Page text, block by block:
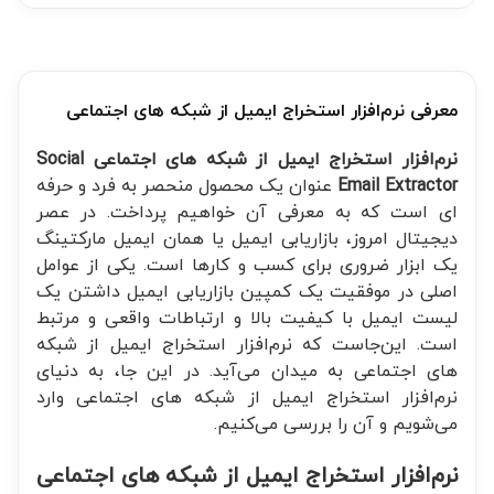
معرفی نرم‌افزار استخراج ایمیل از شبکه های اجتماعی
نرم‌افزار استخراج ایمیل از شبکه های اجتماعی Social
Email Extractorعنوان یک محصول منحصر به فرد و حرفه
ای است که به معرفی آن خواهیم پرداخت. در عصر
دیجیتال امروز، بازاریابی ایمیل یا همان ایمیل مارکتینگ
یک ابزار ضروری برای کسب و کارها است. یکی از عوامل
اصلی در موفقیت یک کمپین بازاریابی ایمیل داشتن یک
لیست ایمیل با کیفیت بالا و ارتباطات واقعی و مرتبط
است. این‌جاست که نرم‌افزار استخراج ایمیل از شبکه
های اجتماعی به میدان می‌آید. در این جا، به دنیای
نرم‌افزار استخراج ایمیل از شبکه های اجتماعی وارد
می‌شویم و آن را بررسی می‌کنیم.
نرم‌افزار استخراج ایمیل از شبکه های اجتماعی